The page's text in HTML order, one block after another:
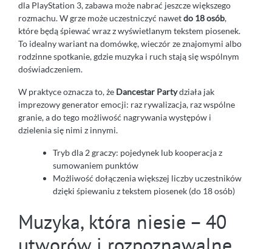
dla PlayStation 3, zabawa może nabrać jeszcze większego
rozmachu. W grze może uczestniczyć nawetdo 18 osób,
które będą śpiewać wraz z wyświetlanym tekstem piosenek.
To idealny wariant na domówkę, wieczór ze znajomymi albo
rodzinne spotkanie, gdzie muzyka i ruch stają się wspólnym
doświadczeniem.
W praktyce oznacza to, że Dancestar Partydziała jak
imprezowy generator emocji: raz rywalizacja, raz wspólne
granie, a do tego możliwość nagrywania występów i
dzielenia się nimi z innymi.
Tryb dla 2 graczy: pojedynek lub kooperacja z
sumowaniem punktów
Możliwość dołączenia większej liczby uczestników
dzięki śpiewaniu z tekstem piosenek (do 18 osób)
Muzyka, która niesie – 40